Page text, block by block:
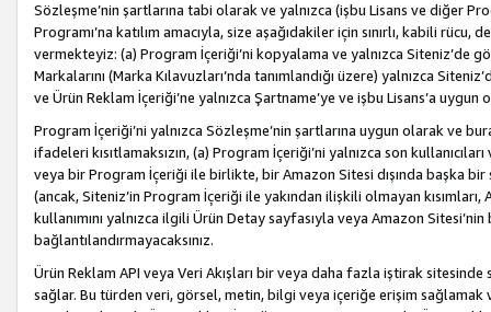
Sözleşme’nin şartlarına tabi olarak ve yalnızca (işbu Lisans ve diğer
Programı’na katılım amacıyla, size aşağıdakiler için sınırlı, kabili
vermekteyiz: (a) Program İçeriği’ni kopyalama ve yalnızca Siteniz’de
Markalarını (Marka Kılavuzları’nda tanımlandığı üzere) yalnızca
ve Ürün Reklam İçeriği’ne yalnızca Şartname’ye ve işbu Lisans’a
Program İçeriği’ni yalnızca Sözleşme’nin şartlarına uygun olarak ve
ifadeleri kısıtlamaksızın, (a) Program İçeriği’ni yalnızca son
veya bir Program İçeriği ile birlikte, bir Amazon Sitesi dışında başka
(ancak, Siteniz’in Program İçeriği ile yakından ilişkili olmayan
kullanımını yalnızca ilgili Ürün Detay sayfasıyla veya Amazon
bağlantılandırmayacaksınız.
Ürün Reklam API veya Veri Akışları bir veya daha fazla iştirak
sağlar. Bu türden veri, görsel, metin, bilgi veya içeriğe erişim sağlamak